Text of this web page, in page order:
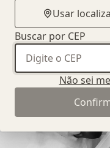
Usar
Buscar por CEP
Não sei